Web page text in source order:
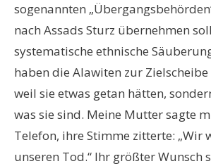
sogenannten
nach Assads Sturz übernehmen
systematische ethnische
haben die Alawiten zur
weil sie etwas getan hätten,
was sie sind. Meine Mutter sagte
Telefon, ihre Stimme zitterte: „Wir
unseren Tod.“ Ihr größter Wunsch